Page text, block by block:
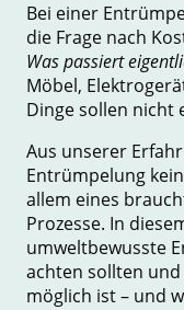
Bei einer
die Frage nach
Was passiert
Möbel,
Dinge sollen nicht
Aus unserer
Entrümpelung
allem eines
Prozesse. In
umweltbewusste
achten sollten
möglich ist – und